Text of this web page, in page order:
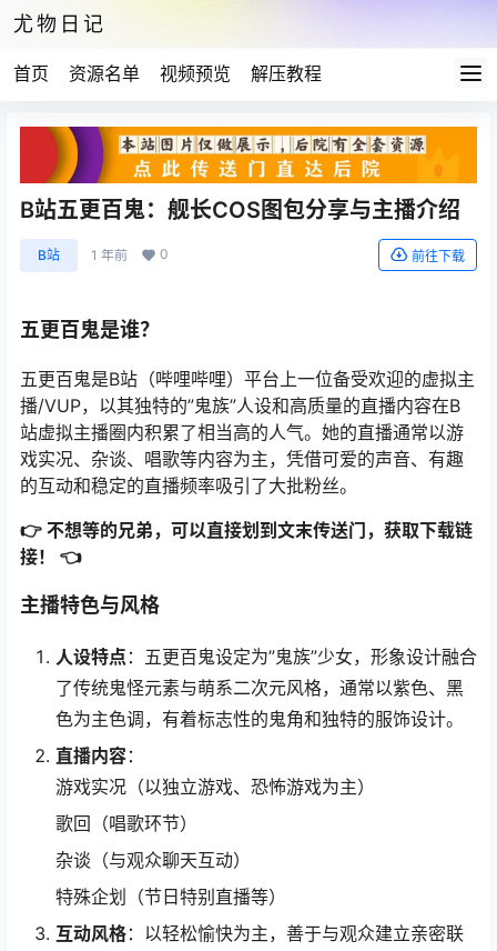
尤物日记
首页 资源名单 视频预览 解压教程
B站五更百鬼：舰长COS图包分享与主播介绍
B站 1 年前 0 前往下载
五更百鬼是谁？
五更百鬼是B站（哔哩哔哩）平台上一位备受欢迎的虚拟主
播/VUP，以其独特的”鬼族”人设和高质量的直播内容在B
站虚拟主播圈内积累了相当高的人气。她的直播通常以游
戏实况、杂谈、唱歌等内容为主，凭借可爱的声音、有趣
的互动和稳定的直播频率吸引了大批粉丝。
👉 不想等的兄弟，可以直接划到文末传送门，获取下载链
接！ 👈
主播特色与风格
人设特点 ：五更百鬼设定为”鬼族”少女，形象设计融合
了传统鬼怪元素与萌系二次元风格，通常以紫色、黑
色为主色调，有着标志性的鬼角和独特的服饰设计。
直播内容：
游戏实况（以独立游戏、恐怖游戏为主）
歌回（唱歌环节）
杂谈（与观众聊天互动）
特殊企划（节日特别直播等）
互动风格：以轻松愉快为主，善于与观众建立亲密联